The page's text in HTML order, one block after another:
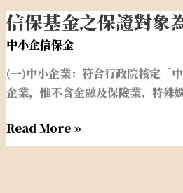
證
措
送
信
用
保
證
貸
款
信保基金之保證對象
中小企信保金
(一)中小企業：符合行政院核定「
企業，惟不含金融及保險業、特殊
信
保
金
之
證
Read More »